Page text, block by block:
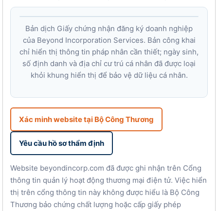
Bản dịch Giấy chứng nhận đăng ký doanh nghiệp
của Beyond Incorporation Services. Bản công khai
chỉ hiển thị thông tin pháp nhân cần thiết; ngày sinh,
số định danh và địa chỉ cư trú cá nhân đã được loại
khỏi khung hiển thị để bảo vệ dữ liệu cá nhân.
Xác minh website tại Bộ Công Thương
Yêu cầu hồ sơ thẩm định
Website beyondincorp.com đã được ghi nhận trên Cổng
thông tin quản lý hoạt động thương mại điện tử. Việc hiển
thị trên cổng thông tin này không được hiểu là Bộ Công
Thương bảo chứng chất lượng hoặc cấp giấy phép